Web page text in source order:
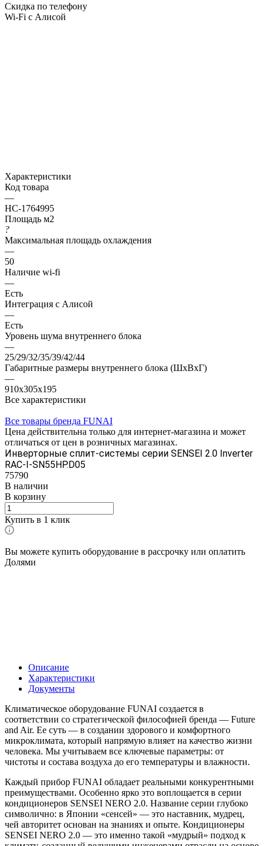
Скидка по телефону
Wi-Fi с Алисой
Характеристики
Код товара
—
НС-1764995
Площадь м2
?
Максимальная площадь охлаждения
—
50
Наличие wi-fi
—
Есть
Интеграция с Алисой
—
Есть
Уровень шума внутреннего блока
—
25/29/32/35/39/42/44
Габаритные размеры внутреннего блока (ШxВxГ)
—
910x305x195
Все характеристики
Все товары бренда FUNAI
Цена действительна только для интернет-магазина и может
отличаться от цен в розничных магазинах.
Инверторные сплит-системы серии SENSEI 2.0 Inverter
RAC-I-SN55HP.D05
75790
В наличии
В корзину
Купить в 1 клик
Вы можете купить оборудование в рассрочку или оплатить
Долями
Описание
Характеристики
Документы
Климатическое оборудование FUNAI создается в
соответствии со стратегической философией бренда — Future
and Air. Ее суть — в создании здорового и комфортного
микроклимата, который напрямую влияет на качество жизни
человека. Мы учитываем все ключевые параметры: от
чистоты и состава воздуха до его температуры и влажности.
Каждый прибор FUNAI обладает реальными конкурентными
преимуществами. Особенно ярко это воплощается в серии
кондиционеров SENSEI NERO 2.0. Название серии глубоко
символично: в Японии «сенсей» — это наставник, мудрец,
чей авторитет основан на знаниях и опыте. Кондиционеры
SENSEI NERO 2.0 — это именно такой «мудрый» подход к